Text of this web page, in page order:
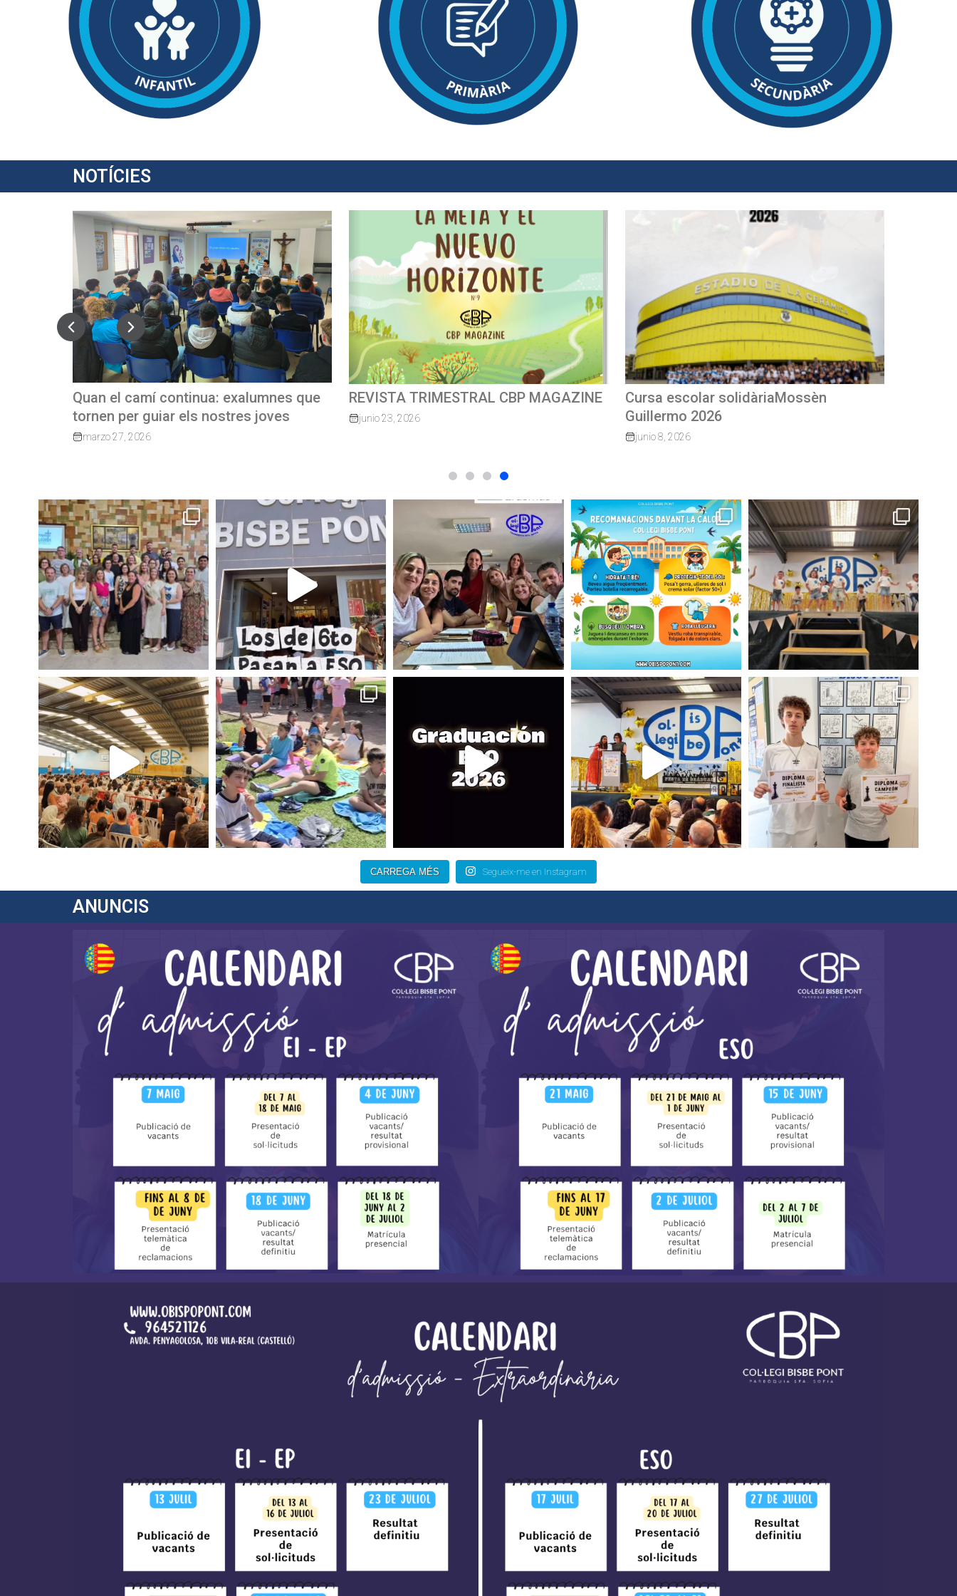
NOTÍCIES
REVISTA TRIMESTRAL CBP MAGAZINE
junio 23, 2026
Cursa escolar solidàriaMossèn
Guillermo 2026
Concurs de microrelats
mayo 28, 2026
CARREGA MÉS Segueix-me en Instagram
ANUNCIS